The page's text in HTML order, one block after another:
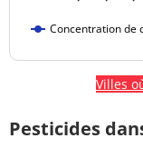
Concentration de
Villes
Pesticides